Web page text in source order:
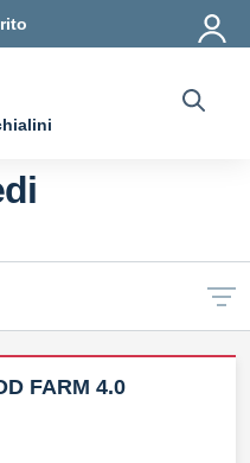
FARM 4.0